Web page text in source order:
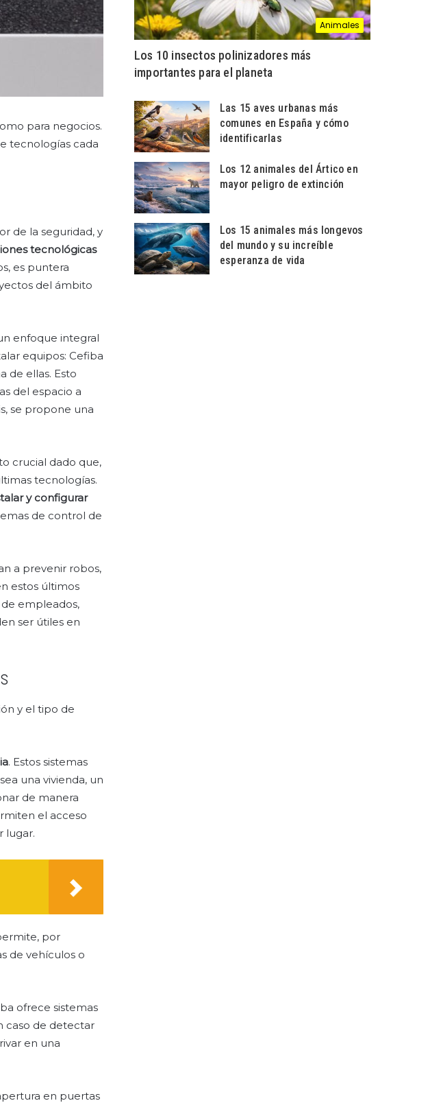
para negocios.
tecnologías cada
de la seguridad, y
tecnológicas
es puntera
del ámbito
enfoque integral
equipos: Cefiba
de ellas. Esto
del espacio a
se propone una
crucial dado que,
tecnologías.
y configurar
de control de
a prevenir robos,
estos últimos
empleados,
ser útiles en
y el tipo de
. Estos sistemas
una vivienda, un
de manera
el acceso
lugar.
por
de vehículos o
ofrece sistemas
caso de detectar
en una
en puertas
Animales
Los 10 insectos polinizadores más
importantes para el planeta
Las 15 aves urbanas más
comunes en España y cómo
identificarlas
Los 12 animales del Ártico en
mayor peligro de extinción
Los 15 animales más longevos
del mundo y su increíble
esperanza de vida